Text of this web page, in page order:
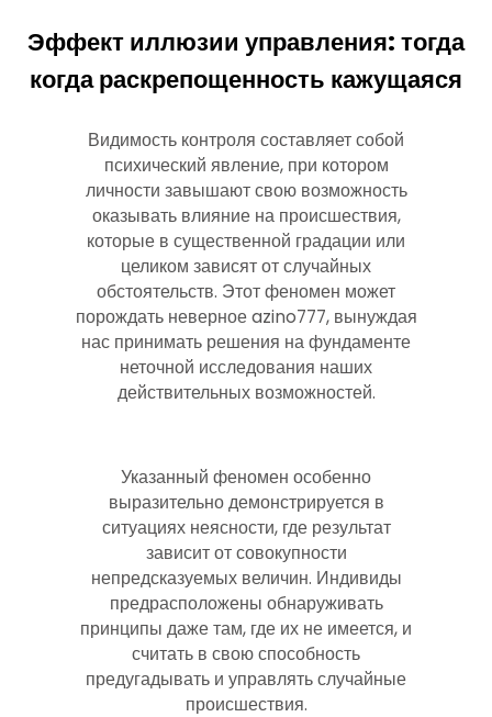
Эффект иллюзии управления: тогда
когда раскрепощенность кажущаяся
Видимость контроля составляет собой
психический явление, при котором
личности завышают свою возможность
оказывать влияние на происшествия,
которые в существенной градации или
целиком зависят от случайных
обстоятельств. Этот феномен может
порождать неверное azino777, вынуждая
нас принимать решения на фундаменте
неточной исследования наших
действительных возможностей.
Указанный феномен особенно
выразительно демонстрируется в
ситуациях неясности, где результат
зависит от совокупности
непредсказуемых величин. Индивиды
предрасположены обнаруживать
принципы даже там, где их не имеется, и
считать в свою способность
предугадывать и управлять случайные
происшествия.